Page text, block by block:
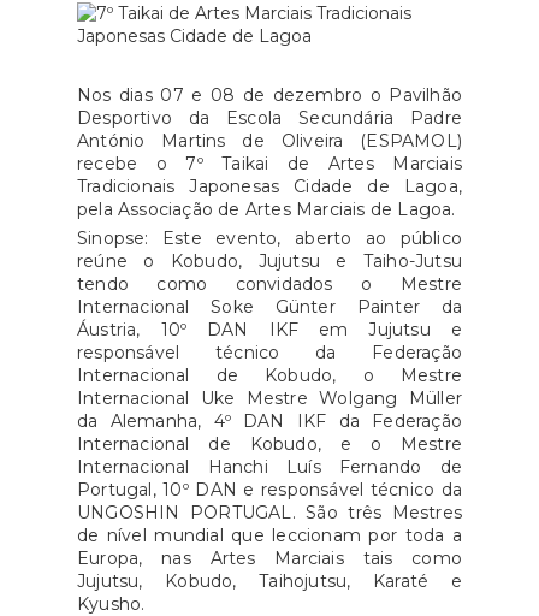
Nos dias 07 e 08 de dezembro o Pavilhão
Desportivo da Escola Secundária Padre
António Martins de Oliveira (ESPAMOL)
recebe o 7º Taikai de Artes Marciais
Tradicionais Japonesas Cidade de Lagoa,
pela Associação de Artes Marciais de Lagoa.
Sinopse: Este evento, aberto ao público
reúne o Kobudo, Jujutsu e Taiho-Jutsu
tendo como convidados o Mestre
Internacional Soke Günter Painter da
Áustria, 10º DAN IKF em Jujutsu e
responsável técnico da Federação
Internacional de Kobudo, o Mestre
Internacional Uke Mestre Wolgang Müller
da Alemanha, 4º DAN IKF da Federação
Internacional de Kobudo, e o Mestre
Internacional Hanchi Luís Fernando de
Portugal, 10º DAN e responsável técnico da
UNGOSHIN PORTUGAL. São três Mestres
de nível mundial que leccionam por toda a
Europa, nas Artes Marciais tais como
Jujutsu, Kobudo, Taihojutsu, Karaté e
Kyusho.